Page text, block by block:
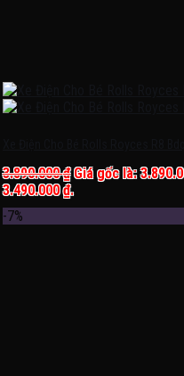
3.890.000₫ Giá gốc là:
3.490.000 ₫.
-7%